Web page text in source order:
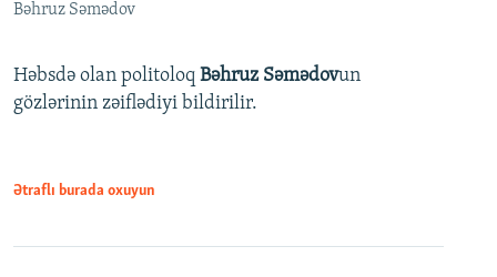
Bəhruz Səmədov
Həbsdə olan politoloq Bəhruz Səmədovun
gözlərinin zəiflədiyi bildirilir.
Ətraflı burada oxuyun